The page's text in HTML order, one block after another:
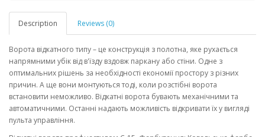
Description Reviews (0)
Ворота відкатного типу – це конструкція з полотна, яке рухається
напрямними убік від в'їзду вздовж паркану або стіни. Одне з
оптимальних рішень за необхідності економії простору з різних
причин. А ще вони монтуються тоді, коли розстібні ворота
встановити неможливо. Відкатні ворота бувають механічними та
автоматичними. Останні надають можливість відкривати їх у вигляді
пульта управління.